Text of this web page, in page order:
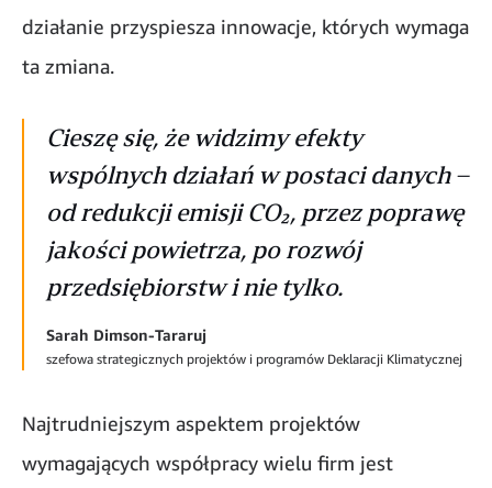
działanie przyspiesza innowacje, których wymaga
ta zmiana.
Cieszę się, że widzimy efekty
wspólnych działań w postaci danych –
od redukcji emisji CO₂, przez poprawę
jakości powietrza, po rozwój
przedsiębiorstw i nie tylko.
Sarah Dimson-Tararuj
szefowa strategicznych projektów i programów Deklaracji Klimatycznej
Najtrudniejszym aspektem projektów
wymagających współpracy wielu firm jest